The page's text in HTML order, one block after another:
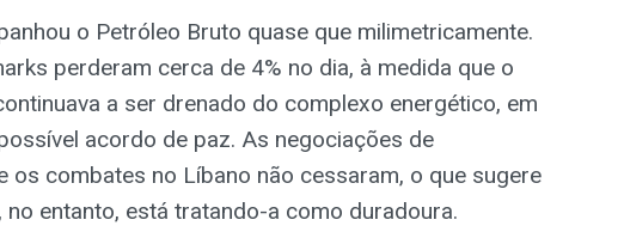
o Petróleo Bruto quase que milimetricamente.
perderam cerca de 4% no dia, à medida que o
a ser drenado do complexo energético, em
acordo de paz. As negociações de
os combates no Líbano não cessaram, o que sugere
entanto, está tratando-a como duradoura.